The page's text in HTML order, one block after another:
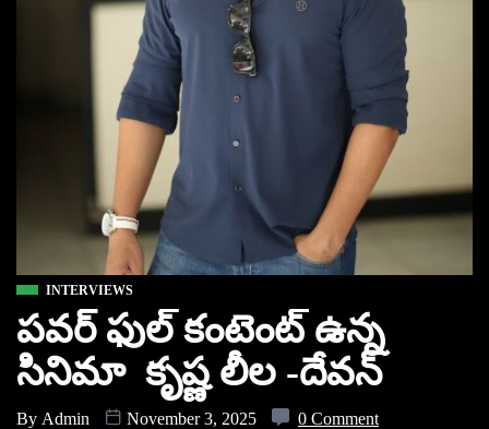
INTERVIEWS
పవర్ ఫుల్ కంటెంట్ ఉన్న
సినిమా కృష్ణ లీల -దేవన్
By Admin November 3, 2025 0 Comment